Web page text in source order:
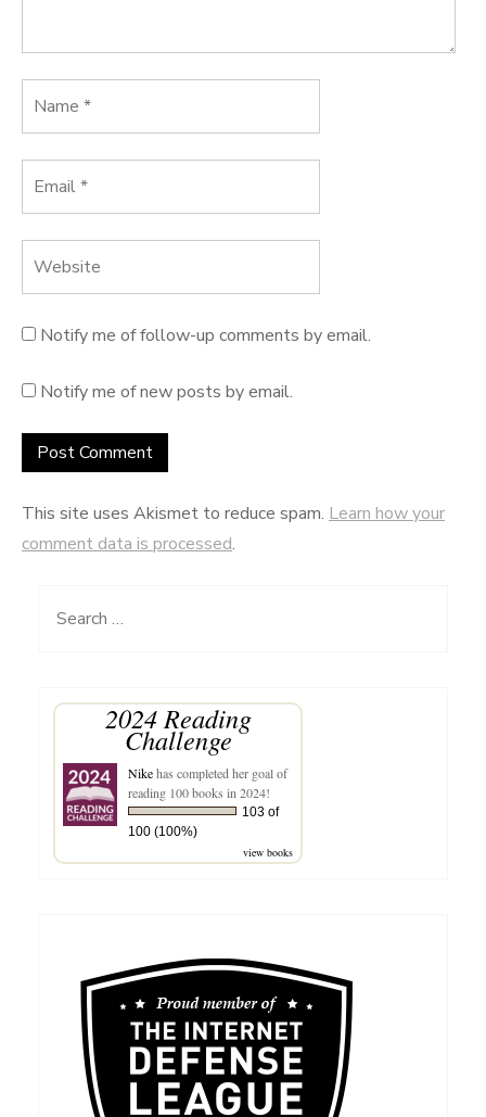
Notify me of follow-up comments by email.
Notify me of new posts by email.
This site uses Akismet to reduce spam. Learn how your
comment data is processed.
Search
2024 Reading
Challenge
Nikehas completed her goal of
reading 100 books in 2024!
103 of
100 (100%)
view books